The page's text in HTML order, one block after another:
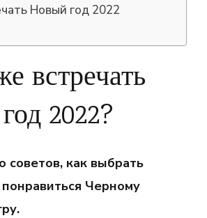
Новый год 2022
встречать
2022?
советов, как выбрать
Черному